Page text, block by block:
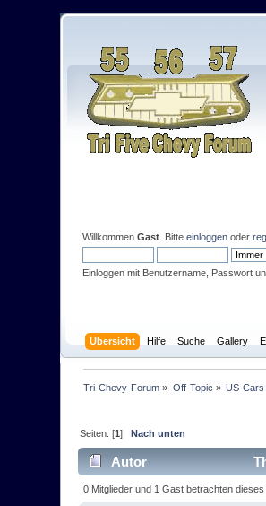
WillkommenGast . Bitteeinloggen oder
Einloggen mit Benutzername, Passwort
Übersicht Hilfe Suche Gallery
Tri-Chevy-Forum » Off-Topic » US-Cars
Seiten: [1] Nach unten
Autor
0 Mitglieder und 1 Gast betrachten dieses